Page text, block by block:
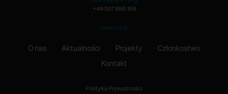
+48 507 686 158
psnm.org
O nas Aktualności Projekty Członkostwo
Kontakt
Polityka Prywatności